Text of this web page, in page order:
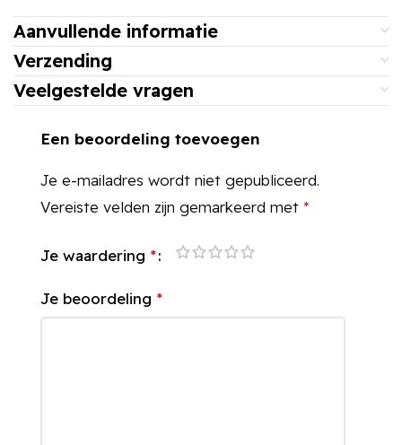
Aanvullende informatie
Verzending
Veelgestelde vragen
Een beoordeling toevoegen
Je e-mailadres wordt niet gepubliceerd.
Vereiste velden zijn gemarkeerd met *
Je waardering *
Je beoordeling *